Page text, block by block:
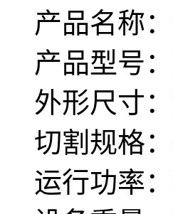
产品名称
产品型号
外形尺寸
切割规格
运行功率